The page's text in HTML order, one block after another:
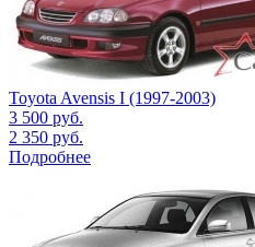
Toyota Avensis I (1997-2003)
3 500 руб.
2 350 руб.
Подробнее